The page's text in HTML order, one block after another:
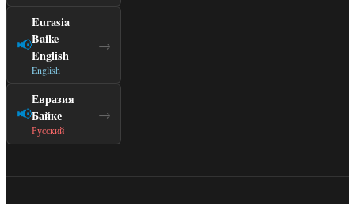
📢
Eurasia
Baike
English
English
→
📢
Евразия
Байке
Русский
→